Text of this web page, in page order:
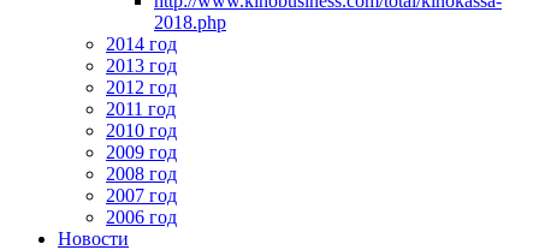
2018.php
2014 год
2013 год
2012 год
2011 год
2010 год
2009 год
2008 год
2007 год
2006 год
Новости